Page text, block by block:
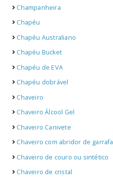
Champanheira
Chapéu
Chapéu Australiano
Chapéu Bucket
Chapéu de EVA
Chapéu dobrável
Chaveiro
Chaveiro Álcool Gel
Chaveiro Canivete
Chaveiro com abridor de garrafa
Chaveiro de couro ou sintético
Chaveiro de cristal